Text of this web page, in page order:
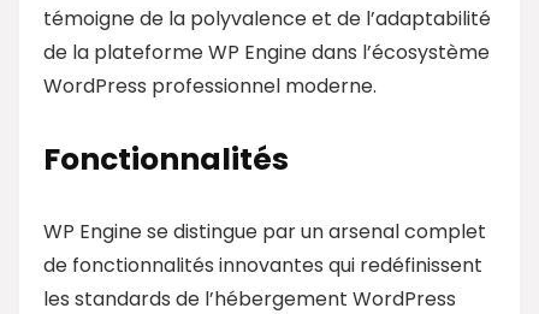
témoigne de la polyvalence et de l’adaptabilité
de la plateforme WP Engine dans l’écosystème
WordPress professionnel moderne.
Fonctionnalités
WP Engine se distingue par un arsenal complet
de fonctionnalités innovantes qui redéfinissent
les standards de l’hébergement WordPress